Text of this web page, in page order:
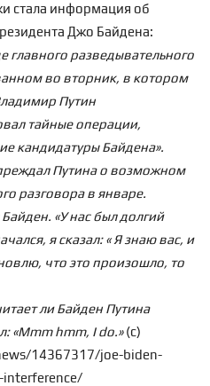
стала информация об
Джо Байдена:
главного разведывательного
во вторник, в котором
Путин
тайные операции,
кандидатуры Байдена».
Путина о возможном
разговора в январе.
Байден. «У нас был долгий
я сказал: « Я знаю вас, и
что это произошло, то
ли Байден Путина
«Mmm hmm, I do.»(с)
14367317/joe-biden-